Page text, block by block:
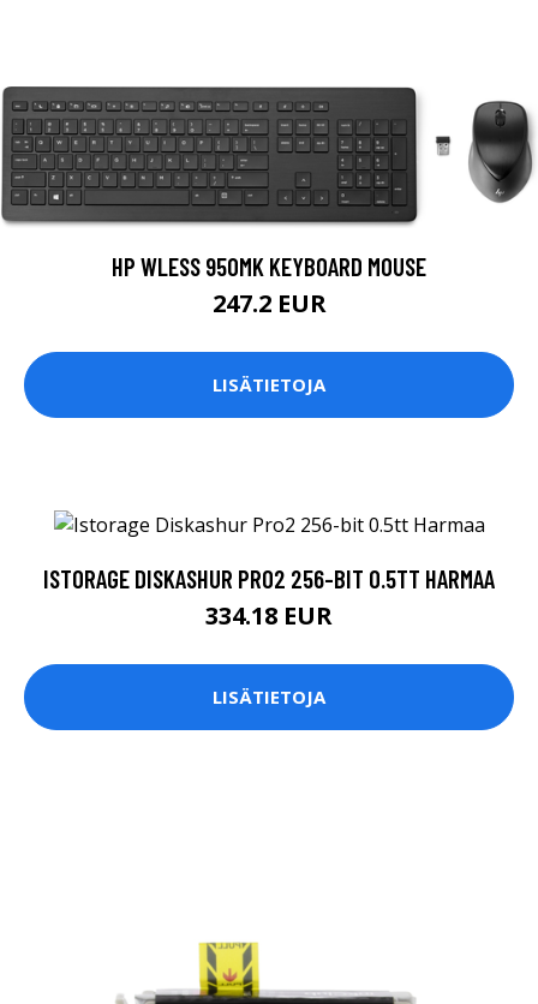
HP WLESS 950MK KEYBOARD MOUSE
247.2 EUR
LISÄTIETOJA
ISTORAGE DISKASHUR PRO2 256-BIT 0.5TT HARMAA
334.18 EUR
LISÄTIETOJA